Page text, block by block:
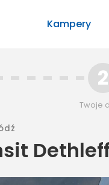
Kampery
2
Twoje